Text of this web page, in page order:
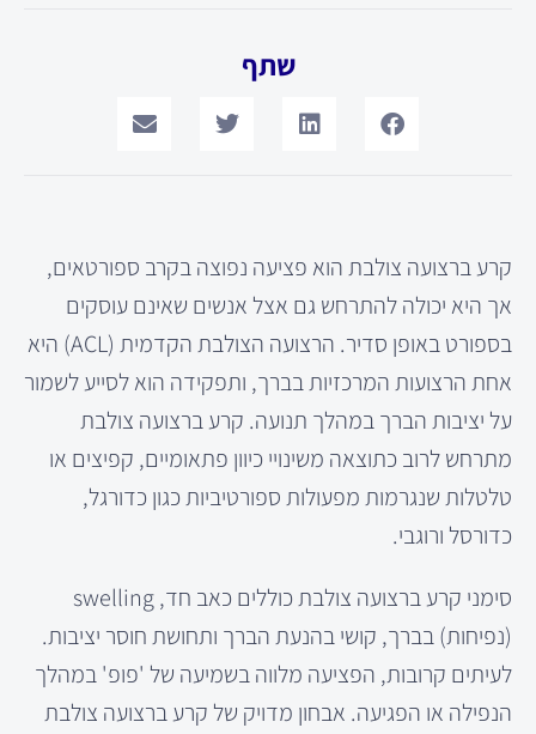
שתף
קרע ברצועה צולבת הוא פציעה נפוצה בקרב ספורטאים,
אך היא יכולה להתרחש גם אצל אנשים שאינם עוסקים
בספורט באופן סדיר. הרצועה הצולבת הקדמית (ACL) היא
אחת הרצועות המרכזיות בברך, ותפקידה הוא לסייע לשמור
על יציבות הברך במהלך תנועה. קרע ברצועה צולבת
מתרחש לרוב כתוצאה משינויי כיוון פתאומיים, קפיצים או
טלטלות שנגרמות מפעולות ספורטיביות כגון כדורגל,
כדורסל ורוגבי.
סימני קרע ברצועה צולבת כוללים כאב חד, swelling
(נפיחות) בברך, קושי בהנעת הברך ותחושת חוסר יציבות.
לעיתים קרובות, הפציעה מלווה בשמיעה של 'פופ' במהלך
הנפילה או הפגיעה. אבחון מדויק של קרע ברצועה צולבת